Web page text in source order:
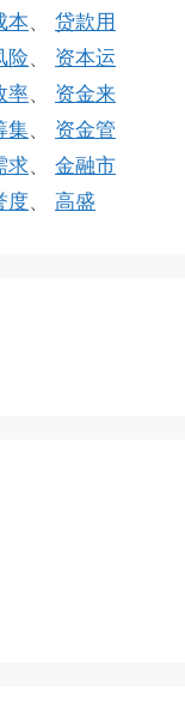
本、 贷款用
险、 资本运
率、 资金来
集、 资金管
求、 金融市
度、 高盛